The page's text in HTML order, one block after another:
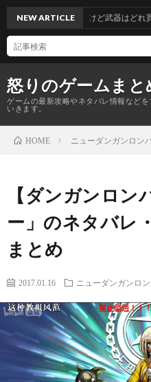
怒りのゲームまと
ゲームの最新攻略やネタバレ情報など
いきます。
NEW ARTICLE
兵装の防具揃えたけど武器はどれ買え
HOME ニューダンガンロン
【ダンガンロン
ー」のネタバレ
まとめ
2017.01.16 ニューダンガンロ